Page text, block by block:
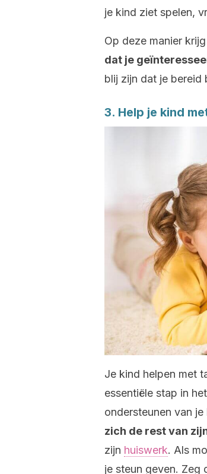
je kind ziet spelen,
Op deze manier
dat je
blij zijn dat je bereid
3. Help je kind
Je kind helpen met
essentiële stap in
ondersteunen van
zich de rest van
zijn huiswerk. Als
je steun geven. Zeg